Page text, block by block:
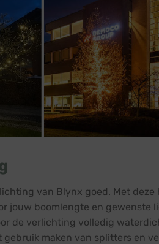
van Blynx goed. Met deze
jouw boomlengte en gewenste
de verlichting volledig
maken van splitters en